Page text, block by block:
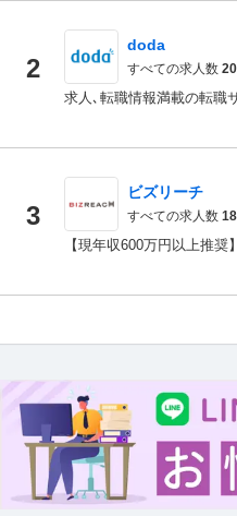
2
doda
すべての求人数
求人､転職情報満載の転職
3
ビズリーチ
すべての求人数
【現年収600万円以上推奨